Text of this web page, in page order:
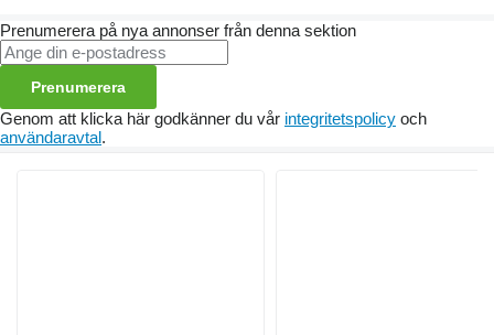
Prenumerera på nya annonser från denna sektion
Prenumerera
Genom att klicka här godkänner du vår integritetspolicy och
användaravtal.